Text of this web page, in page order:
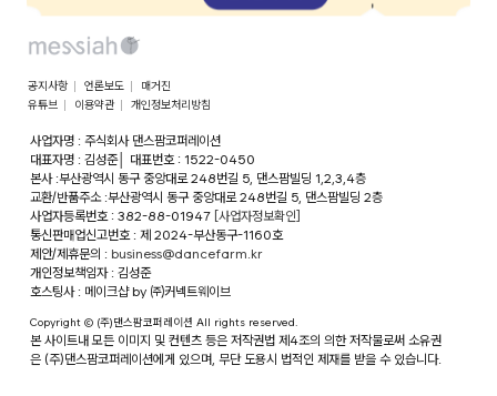
공지사항 언론보도
매거진
유튜브
이용약관 개인정보처리방침
사업자명 : 주식회사 댄스팜코퍼레이션
대표자명 : 김성준│
대표번호 : 1522-0450
본사 :부산광역시 동구 중앙대로 248번길 5, 댄스팜빌딩 1,2,3,4층
교환/반품주소 :부산광역시 동구 중앙대로 248번길 5, 댄스팜빌딩 2층
사업자등록번호 : 382-88-01947 [사업자정보확인]
통신판매업신고번호 : 제 2024-부산동구-1160호
제안/제휴문의 : business@dancefarm.kr
개인정보책임자 : 김성준
호스팅사 : 메이크샵 by ㈜커넥트웨이브
Copyright © (주)댄스팜코퍼레이션 All rights reserved.
본 사이트내 모든 이미지 및 컨텐츠 등은 저작권법 제4조의 의한 저작물로써 소유권
은 (주)댄스팜코퍼레이션에게 있으며, 무단 도용시 법적인 제재를 받을 수 있습니다.